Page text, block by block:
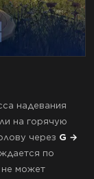
надевания
на горячую
через G →
по
не может